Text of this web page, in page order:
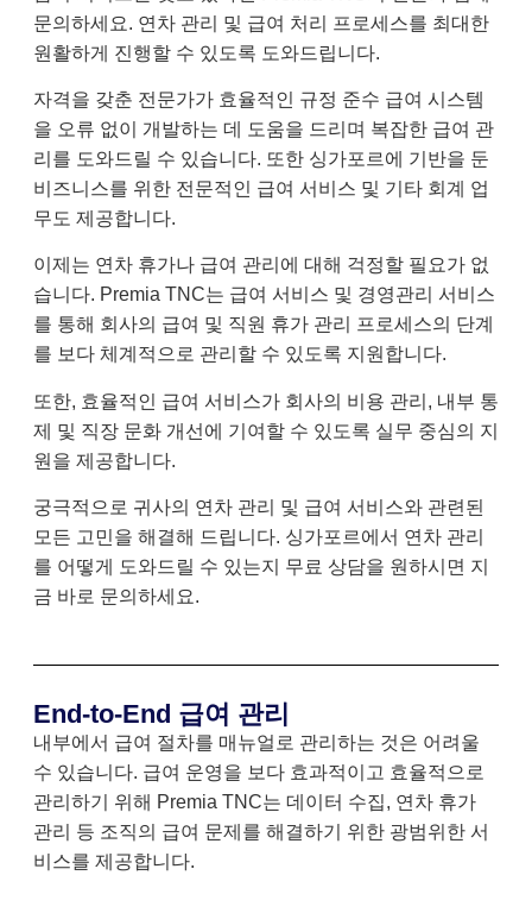
문의하세요. 연차 관리 및 급여 처리 프로세스를 최대한
원활하게 진행할 수 있도록 도와드립니다.
자격을 갖춘 전문가가 효율적인 규정 준수 급여 시스템
을 오류 없이 개발하는 데 도움을 드리며 복잡한 급여 관
리를 도와드릴 수 있습니다. 또한 싱가포르에 기반을 둔
비즈니스를 위한 전문적인 급여 서비스 및 기타 회계 업
무도 제공합니다.
이제는 연차 휴가나 급여 관리에 대해 걱정할 필요가 없
습니다. Premia TNC는 급여 서비스 및 경영관리 서비스
를 통해 회사의 급여 및 직원 휴가 관리 프로세스의 단계
를 보다 체계적으로 관리할 수 있도록 지원합니다.
또한, 효율적인 급여 서비스가 회사의 비용 관리, 내부 통
제 및 직장 문화 개선에 기여할 수 있도록 실무 중심의 지
원을 제공합니다.
궁극적으로 귀사의 연차 관리 및 급여 서비스와 관련된
모든 고민을 해결해 드립니다. 싱가포르에서 연차 관리
를 어떻게 도와드릴 수 있는지 무료 상담을 원하시면 지
금 바로 문의하세요.
End-to-End 급여 관리
내부에서 급여 절차를 매뉴얼로 관리하는 것은 어려울
수 있습니다. 급여 운영을 보다 효과적이고 효율적으로
관리하기 위해 Premia TNC는 데이터 수집, 연차 휴가
관리 등 조직의 급여 문제를 해결하기 위한 광범위한 서
비스를 제공합니다.